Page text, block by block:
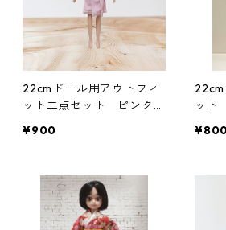
22cmドール用アウトフィ
ット二点セット ピンクの
ート アイドル 変身ヒロ
¥900
ット
ル